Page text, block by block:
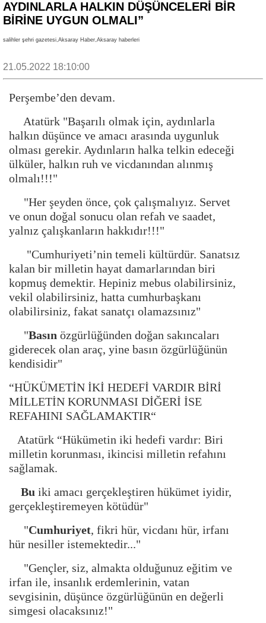
AYDINLARLA HALKIN DÜŞÜNCELERİ BİR
BİRİNE UYGUN OLMALI”
salihler şehri gazetesi,Aksaray Haber,Aksaray haberleri
21.05.2022 18:10:00
Perşembe’den devam.
Atatürk "Başarılı olmak için, aydınlarla
halkın düşünce ve amacı arasında uygunluk
olması gerekir. Aydınların halka telkin edeceği
ülküler, halkın ruh ve vicdanından alınmış
olmalı!!!"
"Her şeyden önce, çok çalışmalıyız. Servet
ve onun doğal sonucu olan refah ve saadet,
yalnız çalışkanların hakkıdır!!!"
"Cumhuriyeti’nin temeli kültürdür. Sanatsız
kalan bir milletin hayat damarlarından biri
kopmuş demektir. Hepiniz mebus olabilirsiniz,
vekil olabilirsiniz, hatta cumhurbaşkanı
olabilirsiniz, fakat sanatçı olamazsınız"
"Basın özgürlüğünden doğan sakıncaları
giderecek olan araç, yine basın özgürlüğünün
kendisidir"
“HÜKÜMETİN İKİ HEDEFİ VARDIR BİRİ
MİLLETİN KORUNMASI DİĞERİ İSE
REFAHINI SAĞLAMAKTIR“
Atatürk “Hükümetin iki hedefi vardır: Biri
milletin korunması, ikincisi milletin refahını
sağlamak.
Bu iki amacı gerçekleştiren hükümet iyidir,
gerçekleştiremeyen kötüdür"
"Cumhuriyet, fikri hür, vicdanı hür, irfanı
hür nesiller istemektedir..."
"Gençler, siz, almakta olduğunuz eğitim ve
irfan ile, insanlık erdemlerinin, vatan
sevgisinin, düşünce özgürlüğünün en değerli
simgesi olacaksınız!"